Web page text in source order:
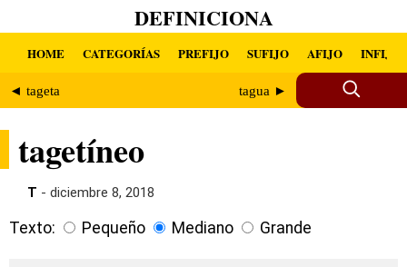
DEFINICIONA
HOME CATEGORÍAS PREFIJO SUFIJO AFIJO INFIJO
◄ tageta tagua ►
tagetíneo
T - diciembre 8, 2018
Texto: Pequeño Mediano Grande